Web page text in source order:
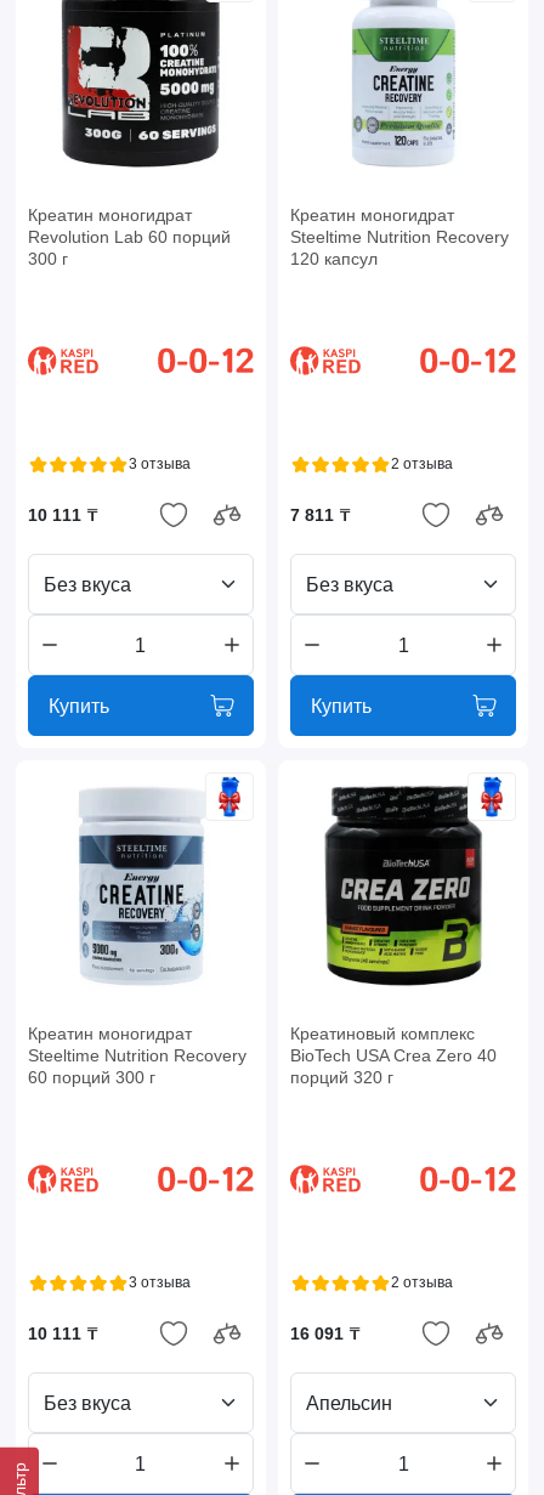
Креатин моногидрат
Revolution Lab 60 порций
300 г
3 отзыва
10 111 ₸
Без вкуса
Купить
Креатин моногидрат
Steeltime Nutrition Recovery
120 капсул
2 отзыва
7 811 ₸
Без вкуса
Купить
Креатин моногидрат
Steeltime Nutrition Recovery
60 порций 300 г
3 отзыва
10 111 ₸
Без вкуса
Креатиновый комплекс
BioTech USA Crea Zero 40
порций 320 г
2 отзыва
16 091 ₸
Апельсин